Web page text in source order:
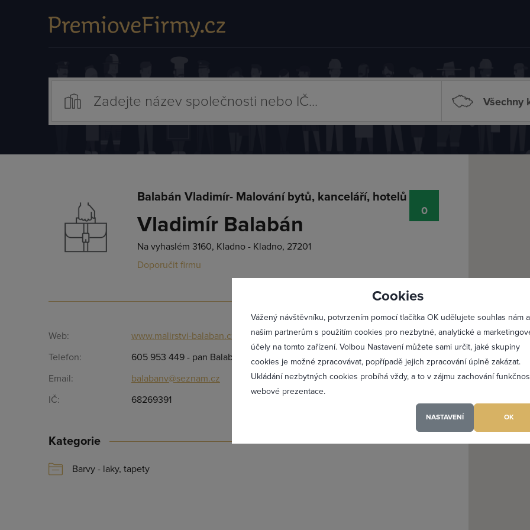
Cookies
Vážený návštěvníku, potvrzením pomocí tlačítka OK udělujete souhlas nám a
našim partnerům s použitím cookies pro nezbytné, analytické a
účely na tomto zařízení. Volbou Nastavení můžete sami určit, jaké skupiny
cookies je možné zpracovávat, popřípadě jejich zpracování úplně zakázat.
Ukládání nezbytných cookies probíhá vždy, a to v zájmu zachování
webové prezentace.
NASTAVENÍ OK
Všechny
Balabán Vladimír- Malování bytů, kanceláří, hotelů
Vladimír Balabán
Na vyhaslém 3160, Kladno - Kladno, 27201
Doporučit firmu
0
Web:
www.malirstvi-balaban.cz
Telefon:
605 953 449 - pan Balabán
Email:
balabanv@seznam.cz
IČ:
68269391
Kategorie
Barvy - laky, tapety
Profesionální přístup k
Vždy aktuální